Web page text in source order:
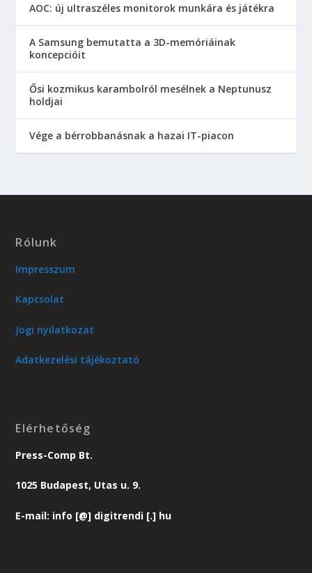
AOC: új ultraszéles monitorok munkára és játékra
A Samsung bemutatta a 3D-memóriáinak
koncepcióit
Ősi kozmikus karambolról mesélnek a Neptunusz
holdjai
Vége a bérrobbanásnak a hazai IT-piacon
Rólunk
Impresszum
Kapcsolat
Jogi nyilatkozat
Adatkezelési tájékoztató
Elérhetőség
Press-Comp Bt.
1025 Budapest, Utas u. 9.
E-mail: info [@] digitrendi [.] hu